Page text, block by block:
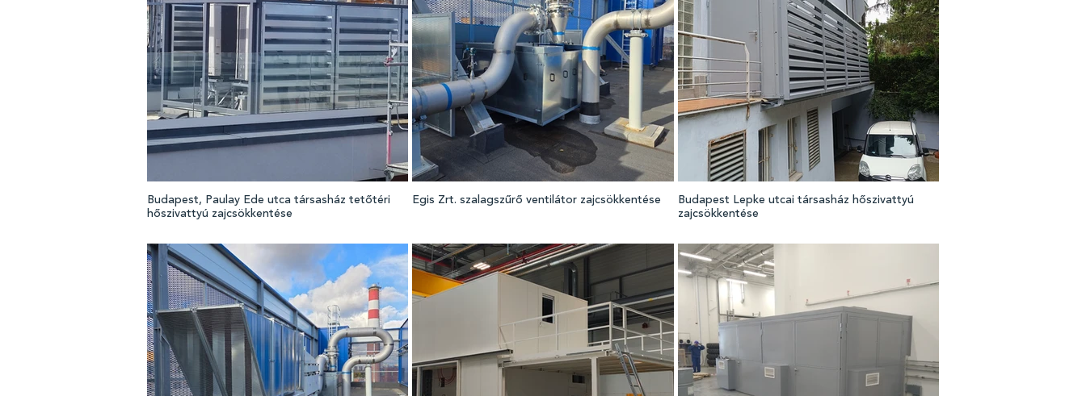
Budapest, Paulay Ede utca társasház tetőtéri
hőszivattyú zajcsökkentése
Egis Zrt. szalagszűrő ventilátor zajcsökkentése
Budapest Lepke utcai társasház hőszivattyú
zajcsökkentése